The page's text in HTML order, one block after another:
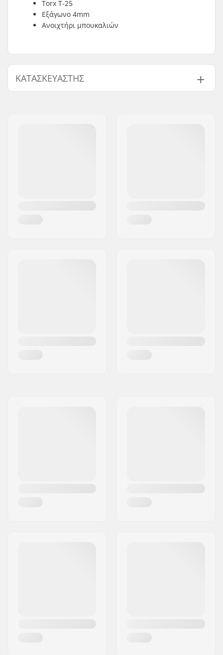
Torx T-25
Εξάγωνο 4mm
Ανοιχτήρι μπουκαλιών
ΚΑΤΑΣΚΕΥΑΣΤΉΣ